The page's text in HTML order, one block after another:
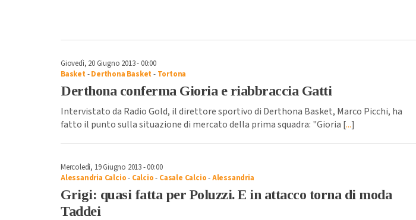
Giovedì, 20 Giugno 2013 - 00:00
Basket -Derthona Basket - Tortona
Derthona conferma Gioria e riabbraccia Gatti
Intervistato da Radio Gold, il direttore sportivo di Derthona Basket, Marco Picchi, ha
fatto il punto sulla situazione di mercato della prima squadra: "Gioria [...]
Mercoledì, 19 Giugno 2013 - 00:00
Alessandria Calcio- Calcio- Casale Calcio-Alessandria
Grigi: quasi fatta per Poluzzi. E in attacco torna di moda
Taddei